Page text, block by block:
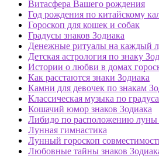
Витасфера Вашего рождения
Год рождения по китайскому
Гороскоп для кошек и собак
Градусы знаков Зодиака
Денежные ритуалы на каждый
Детская астрология по знаку
Истории о любви в домах
Как расстаются знаки Зодиака
Камни для девочек по знакам
Классическая музыка по
Кошачий юмор знаков Зодиака
Либидо по расположению луны
Лунная гимнастика
Лунный гороскоп
Любовные тайны знаков